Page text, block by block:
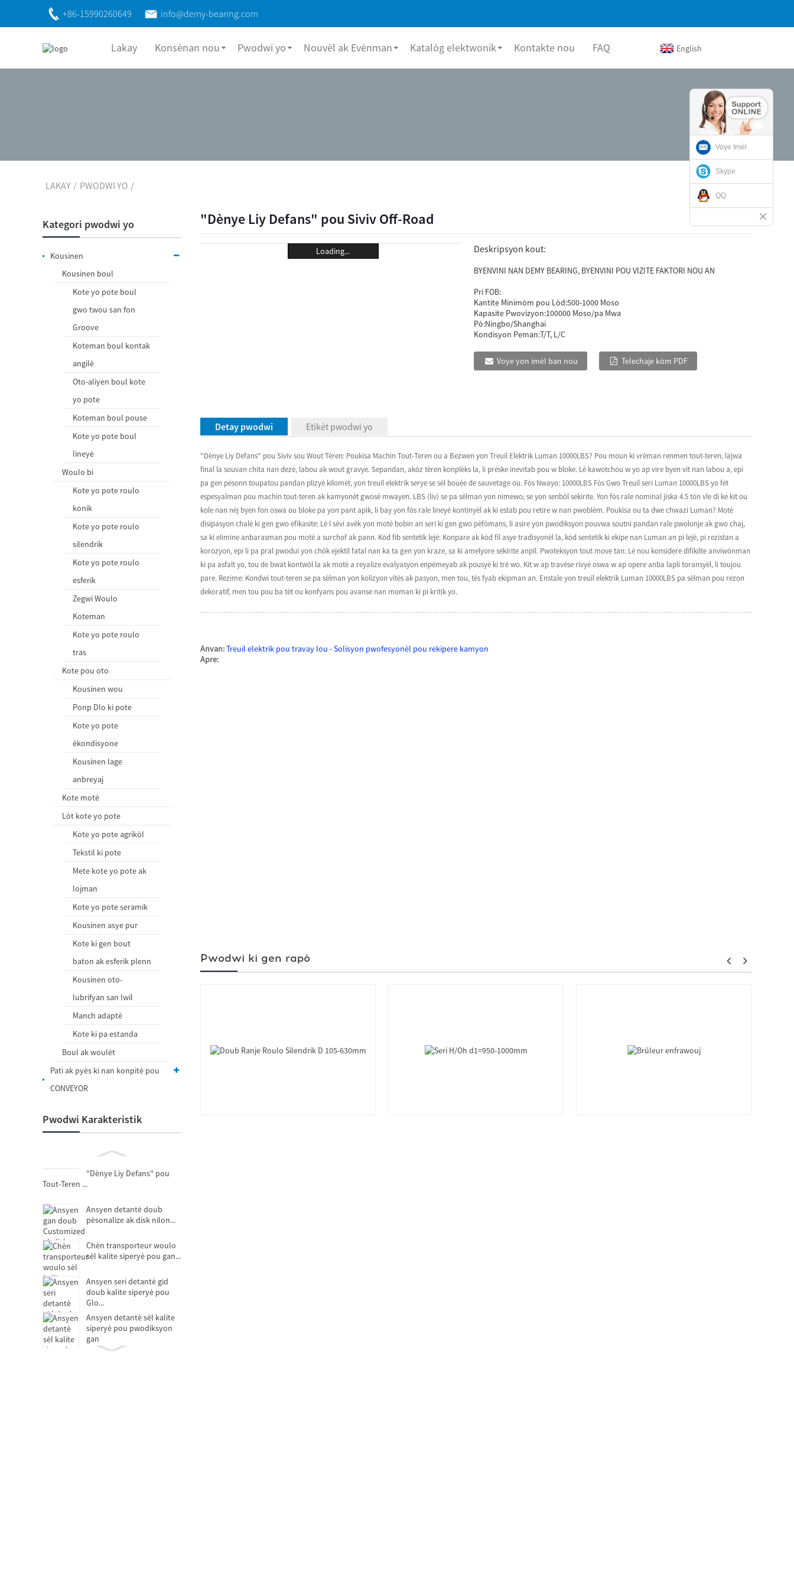
+86-15990260649 info@demy-bearing.com
Lakay Konsènan nou Pwodwi yo Nouvèl ak Evènman Katalòg elektwonik Kontakte nou FAQ English
LAKAY PWODWI YO
Kategori pwodwi yo
Kousinen
Kousinen boul
Kote yo pote boul
gwo twou san fon
Groove
Koteman boul kontak
angilè
Oto-aliyen boul kote
yo pote
Koteman boul pouse
Kote yo pote boul
lineyè
Woulo bi
Kote yo pote roulo
konik
Kote yo pote roulo
silendrik
Kote yo pote roulo
esferik
Zegwi Woulo
Koteman
Kote yo pote roulo
tras
Kote pou oto
Kousinen wou
Ponp Dlo ki pote
Kote yo pote
èkondisyone
Kousinen lage
anbreyaj
Kote motè
Lòt kote yo pote
Kote yo pote agrikòl
Tekstil ki pote
Mete kote yo pote ak
lojman
Kote yo pote seramik
Kousinen asye pur
Kote ki gen bout
baton ak esferik plenn
Kousinen oto-
lubrifyan san lwil
Manch adaptè
Kote ki pa estanda
Boul ak woulèt
Pati ak pyès ki nan konpitè pou
CONVEYOR
Pwodwi Karakteristik
"Dènye Liy Defans" pou
Tout-Teren ...
Ansyen detantè doub
pèsonalize ak disk nilon...
Chèn transporteur woulo
sèl kalite siperyè pou gan...
Ansyen seri detantè gid
doub kalite siperyè pou
Glo...
Ansyen detantè sèl kalite
siperyè pou pwodiksyon
gan
Kousinen lage anbreyaj
"Dènye Liy Defans" pou Siviv Off-Road
Loading... Deskripsyon kout:
BYENVINI NAN DEMY BEARING, BYENVINI POU VIZITE FAKTORI NOU AN
Pri FOB:
Kantite Minimòm pou Lòd:500-1000 Moso
Kapasite Pwovizyon:100000 Moso/pa Mwa
Pò:Ningbo/Shanghai
Kondisyon Peman:T/T, L/C
Voye yon imèl ban nou Telechaje kòm PDF
Detay pwodwi Etikèt pwodwi yo
"Dènye Liy Defans" pou Siviv sou Wout Tèren: Poukisa Machin Tout-Teren ou a Bezwen yon Treuil Elektrik Luman 10000LBS? Pou moun ki vrèman renmen tout-teren, lajwa
final la souvan chita nan dezè, labou ak wout gravye. Sepandan, akòz tèren konplèks la, li prèske inevitab pou w bloke. Lè kawotchou w yo ap vire byen vit nan labou a, epi
pa gen pèsonn toupatou pandan plizyè kilomèt, yon treuil elektrik serye se sèl bouée de sauvetage ou. Fòs Nwayo: 10000LBS Fòs Gwo Treuil seri Luman 10000LBS yo fèt
espesyalman pou machin tout-teren ak kamyonèt gwosè mwayen. LBS (liv) se pa sèlman yon nimewo; se yon senbòl sekirite. Yon fòs rale nominal jiska 4.5 tòn vle di ke kit ou
kole nan nèj byen fon oswa ou bloke pa yon pant apik, li bay yon fòs rale lineyè kontinyèl ak ki estab pou retire w nan pwoblèm. Poukisa ou ta dwe chwazi Luman? Motè
disipasyon chalè ki gen gwo efikasite: Lè l sèvi avèk yon motè bobin an seri ki gen gwo pèfòmans, li asire yon pwodiksyon pouvwa soutni pandan rale pwolonje ak gwo chaj,
sa ki elimine anbarasman pou motè a surchof ak pann. Kòd fib sentetik lejè: Konpare ak kòd fil asye tradisyonèl la, kòd sentetik ki ekipe nan Luman an pi lejè, pi rezistan a
korozyon, epi li pa pral pwodui yon chòk ejektil fatal nan ka ta gen yon kraze, sa ki amelyore sekirite anpil. Pwoteksyon tout move tan: Lè nou konsidere difikilte anviwònman
ki pa asfalt yo, tou de bwat kontwòl la ak motè a reyalize evalyasyon enpèmeyab ak pousyè ki trè wo. Kit w ap travèse rivyè oswa w ap opere anba lapli toransyèl, li toujou
pare. Rezime: Kondwi tout-teren se pa sèlman yon kolizyon vitès ak pasyon, men tou, tès fyab ekipman an. Enstale yon treuil elektrik Luman 10000LBS pa sèlman pou rezon
dekoratif, men tou pou ba tèt ou konfyans pou avanse nan moman ki pi kritik yo.
Anvan:Treuil elektrik pou travay lou - Solisyon pwofesyonèl pou rekipere kamyon
Apre:
Pwodwi ki gen rapò
Voye Imèl
Skype
QQ